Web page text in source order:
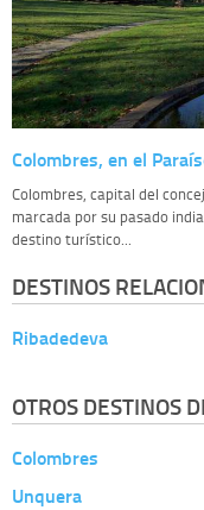
Colombres, en el
Colombres, capital del
marcada por su pasado
destino turístico...
DESTINOS
Ribadedeva
OTROS DESTINOS
Colombres
Unquera